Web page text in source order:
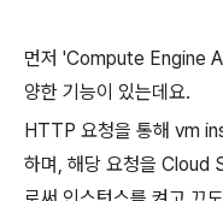
먼저 'Compute Engine
양한 기능이 있는데요.
HTTP 요청을 통해 vm
하며, 해당 요청을 Cloud